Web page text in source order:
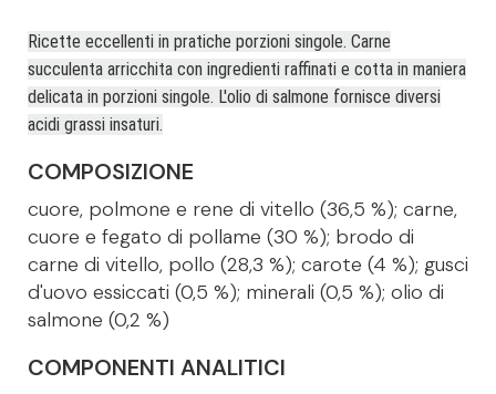
Ricette eccellenti in pratiche porzioni singole. Carne
succulenta arricchita con ingredienti raffinati e cotta in maniera
delicata in porzioni singole. L'olio di salmone fornisce diversi
acidi grassi insaturi.
COMPOSIZIONE
cuore, polmone e rene di vitello (36,5 %); carne,
cuore e fegato di pollame (30 %); brodo di
carne di vitello, pollo (28,3 %); carote (4 %); gusci
d'uovo essiccati (0,5 %); minerali (0,5 %); olio di
salmone (0,2 %)
COMPONENTI ANALITICI